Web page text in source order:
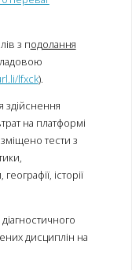
з подолання
lfxck).
здійснення
на платформі
тести з
історії
дисциплін на